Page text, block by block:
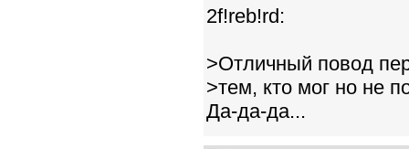
2f!reb!rd:
>Отличный повод
>тем, кто мог но не
Да-да-да...